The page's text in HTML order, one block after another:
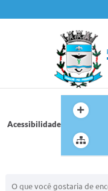
Acessibilidade